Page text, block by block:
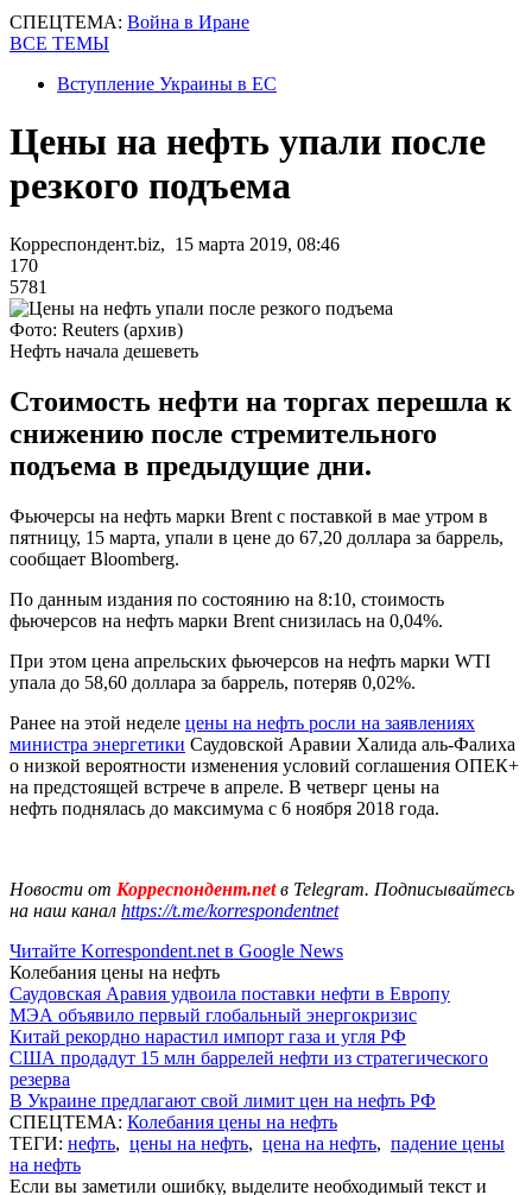
СПЕЦТЕМА: Война в Иране
ВСЕ ТЕМЫ
Вступление Украины в ЕС
Цены на нефть упали после
резкого подъема
Корреспондент.biz, 15 марта 2019, 08:46
170
5781
Фото: Reuters (архив)
Нефть начала дешеветь
Стоимость нефти на торгах перешла к
снижению после стремительного
подъема в предыдущие дни.
Фьючерсы на нефть марки Brent с поставкой в мае утром в
пятницу, 15 марта, упали в цене до 67,20 доллара за баррель,
сообщает Bloomberg.
По данным издания по состоянию на 8:10, стоимость
фьючерсов на нефть марки Brent снизилась на 0,04%.
При этом цена апрельских фьючерсов на нефть марки WTI
упала до 58,60 доллара за баррель, потеряв 0,02%.
Ранее на этой неделе цены на нефть росли на заявлениях
министра энергетики Саудовской Аравии Халида аль-Фалиха
о низкой вероятности изменения условий соглашения ОПЕК+
на предстоящей встрече в апреле. В четверг цены на
нефть поднялась до максимума с 6 ноября 2018 года.
Новости от Корреспондент.netв Telegram. Подписывайтесь
на наш канал https://t.me/korrespondentnet
Читайте Korrespondent.net в Google News
Колебания цены на нефть
Саудовская Аравия удвоила поставки нефти в Европу
МЭА объявило первый глобальный энергокризис
Китай рекордно нарастил импорт газа и угля РФ
США продадут 15 млн баррелей нефти из стратегического
резерва
В Украине предлагают свой лимит цен на нефть РФ
СПЕЦТЕМА: Колебания цены на нефть
ТЕГИ: нефть, цены на нефть, цена на нефть, падение цены
на нефть
Если вы заметили ошибку, выделите необходимый текст и